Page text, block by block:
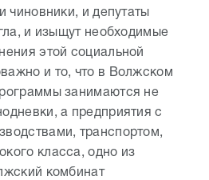
чиновники, и депутаты
и изыщут необходимые
этой социальной
и то, что в Волжском
занимаются не
а предприятия с
транспортом,
класса, одно из
комбинат